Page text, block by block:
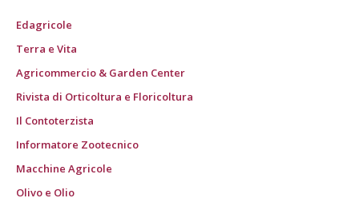
Edagricole
Terra e Vita
Agricommercio & Garden Center
Rivista di Orticoltura e Floricoltura
Il Contoterzista
Informatore Zootecnico
Macchine Agricole
Olivo e Olio